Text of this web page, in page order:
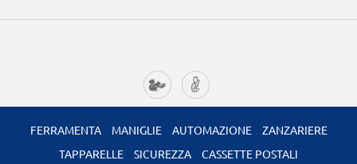
FERRAMENTA MANIGLIE AUTOMAZIONE
ZANZARIERE
TAPPARELLE
SICUREZZA CASSETTE POSTALI